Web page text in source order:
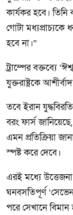
কার্যকর হবে।
গোটা মধ্যপ্রাচ্যকে
হবে না।”
ট্রাম্পের বক্তব্যে
যুক্তরাষ্ট্রকে
তবে ইরান
বরং ফার্স
এমন প্রতিক্রিয়া
স্পষ্ট করে দেবে।
এরই মধ্যে
ঘনবসতিপূর্ণ
পরে সেখানে